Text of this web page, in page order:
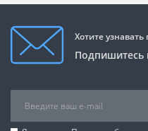
Хотите
Подпишитесь